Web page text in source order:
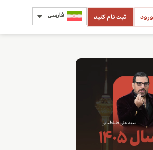
فارسی ثبت نام کنید ورود